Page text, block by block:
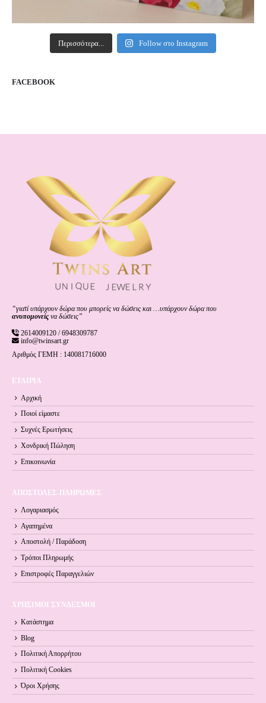
Περισσότερα... Follow στο Instagram
FACEBOOK
“γιατί υπάρχουν δώρα που μπορείς να δώσεις και …υπάρχουν δώρα που
ανυπομονείςνα δώσεις”
2614009120 / 6948309787
info@twinsart.gr
Αριθμός ΓΕΜΗ : 140081716000
ΕΤΑΙΡΙΑ
Αρχική
Ποιοί είμαστε
Συχνές Ερωτήσεις
Χονδρική Πώληση
Επικοινωνία
ΑΠΟΣΤΟΛΕΣ-ΠΛΗΡΩΜΕΣ
Λογαριασμός
Αγαπημένα
Αποστολή / Παράδοση
Τρόποι Πληρωμής
Επιστροφές Παραγγελιών
ΧΡΗΣΙΜΟΙ ΣΥΝΔΕΣΜΟΙ
Κατάστημα
Blog
Πολιτική Απορρήτου
Πολιτική Cookies
Όροι Xρήσης